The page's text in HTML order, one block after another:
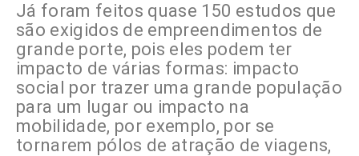
Já foram feitos quase 150 estudos que
são exigidos de empreendimentos de
grande porte, pois eles podem ter
impacto de várias formas: impacto
social por trazer uma grande população
para um lugar ou impacto na
mobilidade, por exemplo, por se
tornarem pólos de atração de viagens,